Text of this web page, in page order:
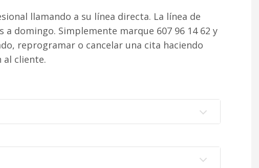
llamando a su línea directa. La línea de
a domingo. Simplemente marque 607 96 14 62 y
reprogramar o cancelar una cita haciendo
al cliente.